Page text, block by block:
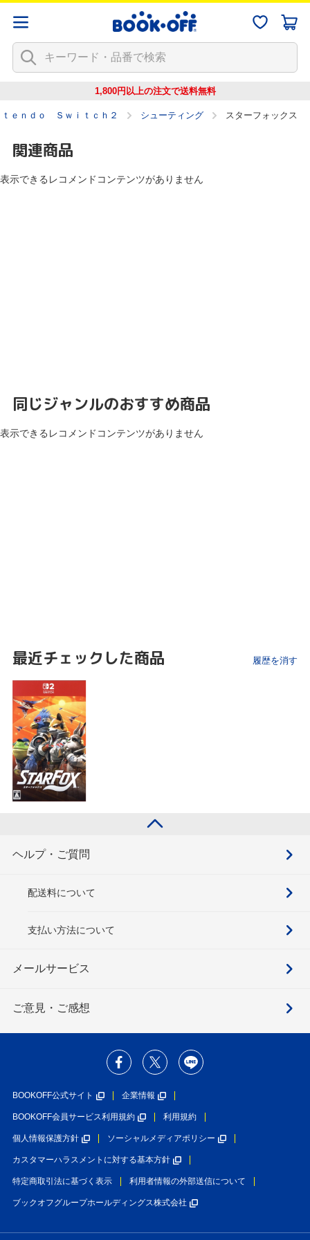
1,800円以上の注文で送料無料
ｔｅｎｄｏ Ｓｗｉｔｃｈ２ シューティング スターフォックス
関連商品
表示できるレコメンドコンテンツがありません
同じジャンルのおすすめ商品
表示できるレコメンドコンテンツがありません
最近チェックした商品 履歴を消す
ヘルプ・ご質問
配送料について
支払い方法について
メールサービス
ご意見・ご感想
BOOKOFF公式サイト 企業情報
BOOKOFF会員サービス利用規約 利用規約
個人情報保護方針 ソーシャルメディアポリシー
カスタマーハラスメントに対する基本方針
特定商取引法に基づく表示 利用者情報の外部送信について
ブックオフグループホールディングス株式会社